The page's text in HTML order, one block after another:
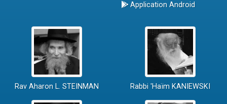
Application Android
Rav Aharon L. STEINMAN Rabbi 'Haïm KANIEWSKI